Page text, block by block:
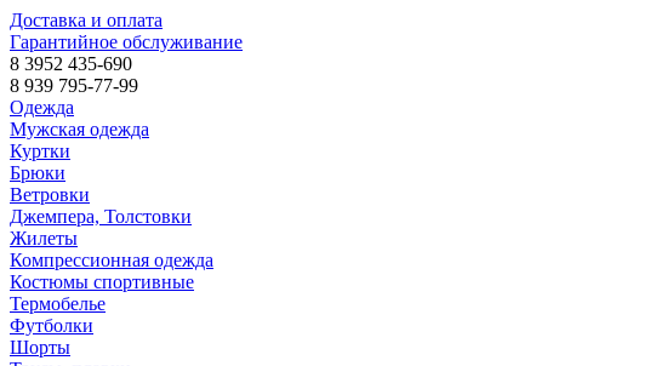
Доставка и оплата
Гарантийное обслуживание
8 3952 435-690
8 939 795-77-99
Одежда
Мужская одежда
Куртки
Брюки
Ветровки
Джемпера, Толстовки
Жилеты
Компрессионная одежда
Костюмы спортивные
Термобелье
Футболки
Шорты